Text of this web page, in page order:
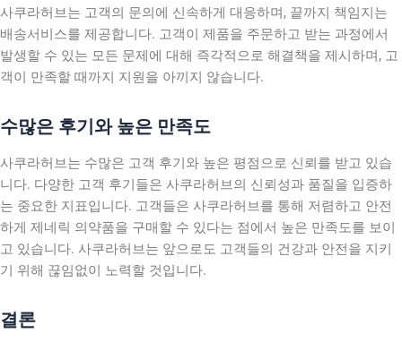
사쿠라허브는 고객의 문의에 신속하게 대응하며, 끝까지 책임지는
배송서비스를 제공합니다. 고객이 제품을 주문하고 받는 과정에서
발생할 수 있는 모든 문제에 대해 즉각적으로 해결책을 제시하며, 고
객이 만족할 때까지 지원을 아끼지 않습니다.
수많은 후기와 높은 만족도
사쿠라허브는 수많은 고객 후기와 높은 평점으로 신뢰를 받고 있습
니다. 다양한 고객 후기들은 사쿠라허브의 신뢰성과 품질을 입증하
는 중요한 지표입니다. 고객들은 사쿠라허브를 통해 저렴하고 안전
하게 제네릭 의약품을 구매할 수 있다는 점에서 높은 만족도를 보이
고 있습니다. 사쿠라허브는 앞으로도 고객들의 건강과 안전을 지키
기 위해 끊임없이 노력할 것입니다.
결론